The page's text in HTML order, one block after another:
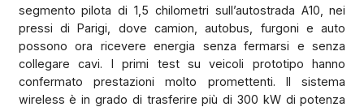
segmento pilota di 1,5 chilometri sull’autostrada A10, nei
pressi di Parigi, dove camion, autobus, furgoni e auto
possono ora ricevere energia senza fermarsi e senza
collegare cavi. I primi test su veicoli prototipo hanno
confermato prestazioni molto promettenti. Il sistema
wireless è in grado di trasferire più di 300 kW di potenza